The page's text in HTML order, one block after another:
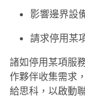
影響邊界設
請求停用某
諸如停用某項服
作夥伴收集需求
給思科，以啟動